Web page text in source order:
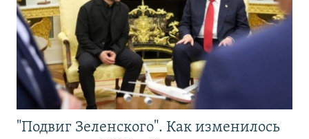
"Подвиг Зеленского". Как изменилось